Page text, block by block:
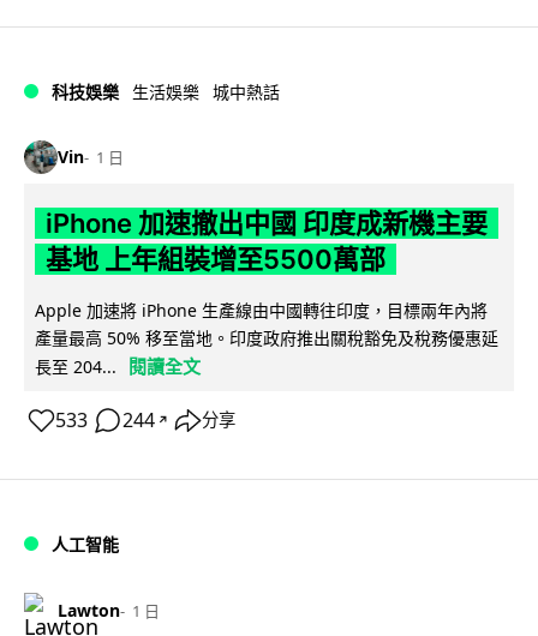
科技娛樂 生活娛樂 城中熱話
Vin 1 日
iPhone 加速撤出中國 印度成新機主要
基地 上年組裝增至5500萬部
Apple 加速將 iPhone 生產線由中國轉往印度，目標兩年內將
產量最高 50% 移至當地。印度政府推出關稅豁免及稅務優惠延
長至 204...
閱讀全文
533 244 ↗ 分享
人工智能
Lawton 1 日